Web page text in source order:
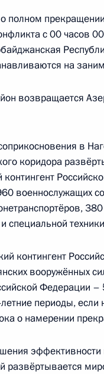
Николом
с
Николом
с Премьер-
13:20
министром
с Премьер-
полном
с 00 часов
на
возвращается
в
коридора
контингент
военнослужащих
специальной
контингент
вооружённых
Федерации
периоды,
о намерении
развёртывается